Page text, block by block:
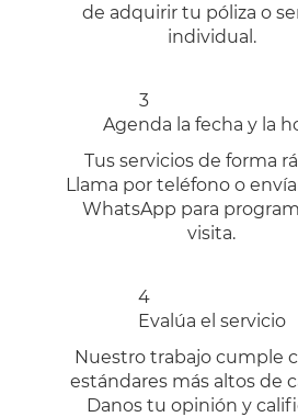
de adquirir tu póliza o
individual.
3
Agenda la fecha y la
Tus servicios de forma
Llama por teléfono o
WhatsApp para
visita.
4
Evalúa el servicio
Nuestro trabajo cumple
estándares más altos de
Danos tu opinión y